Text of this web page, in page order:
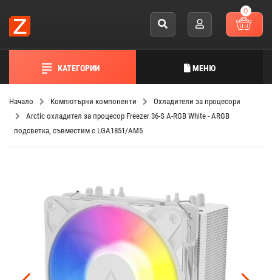
0
КАТЕГОРИИ МЕНЮ
Начало Компютърни компоненти
Охладители за процесори
Arctic охладител за процесор Freezer 36-S A-RGB White - ARGB
подсветка, съвместим с LGA1851/AM5